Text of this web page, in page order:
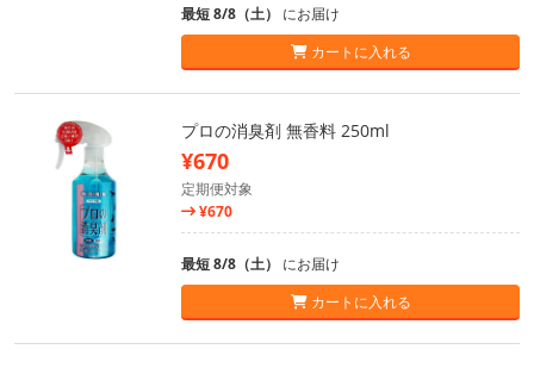
最短 8/8（土） にお届け
カートに入れる
プロの消臭剤 無香料 250ml
¥670
定期便対象
¥670
最短 8/8（土） にお届け
カートに入れる